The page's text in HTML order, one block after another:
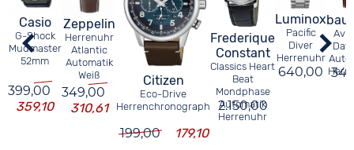
Casio
G-Shock
Mudmaster
52mm
399,00
359,10
Zeppelin
Herrenuhr
Atlantic
Automatik
Weiß
349,00
310,61
Citizen
Eco-Drive
Herrenchronograph
199,00 179,10
Frederique
Constant
Classics Heart
Beat
Mondphase
Automatik
Herrenuhr
2.150,00
Luminox
Pacific
Diver
Herrenuhr
640,00